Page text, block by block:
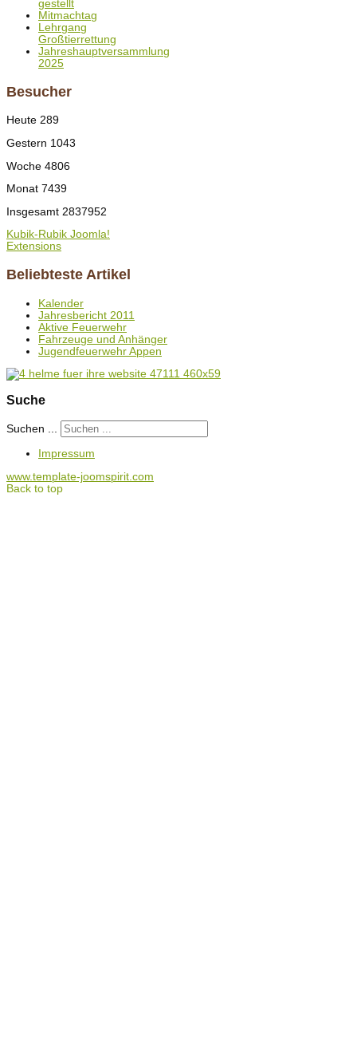
gestellt
Mitmachtag
Lehrgang
Großtierrettung
Jahreshauptversammlung
2025
Besucher
Heute 289
Gestern 1043
Woche 4806
Monat 7439
Insgesamt 2837952
Kubik-Rubik Joomla!
Extensions
Beliebteste Artikel
Kalender
Jahresbericht 2011
Aktive Feuerwehr
Fahrzeuge und Anhänger
Jugendfeuerwehr Appen
Suche
Suchen ...
Impressum
www.template-joomspirit.com
Back to top